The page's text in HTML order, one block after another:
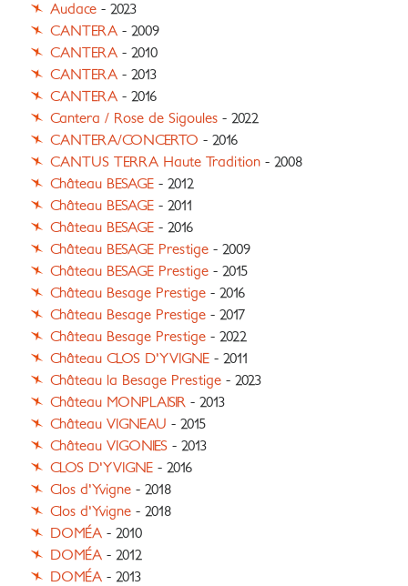
Audace - 2023
CANTERA - 2009
CANTERA - 2010
CANTERA - 2013
CANTERA - 2016
Cantera / Rose de Sigoules - 2022
CANTERA/CONCERTO - 2016
CANTUS TERRA Haute Tradition - 2008
Château BESAGE - 2012
Château BESAGE - 2011
Château BESAGE - 2016
Château BESAGE Prestige - 2009
Château BESAGE Prestige - 2015
Château Besage Prestige - 2016
Château Besage Prestige - 2017
Château Besage Prestige - 2022
Château CLOS D'YVIGNE - 2011
Château la Besage Prestige - 2023
Château MONPLAISIR - 2013
Château VIGNEAU - 2015
Château VIGONIES - 2013
CLOS D'YVIGNE - 2016
Clos d'Yvigne - 2018
Clos d'Yvigne - 2018
DOMÉA - 2010
DOMÉA - 2012
DOMÉA - 2013